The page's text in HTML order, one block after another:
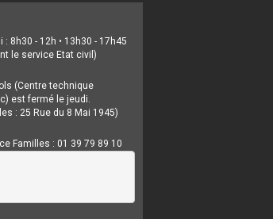
8h30 - 12h • 13h30 - 17h45
le service Etat civil)
(Centre technique
est fermé le jeudi.
: 25 Rue du 8 Mai 1945)
Familles : 01 39 79 89 10